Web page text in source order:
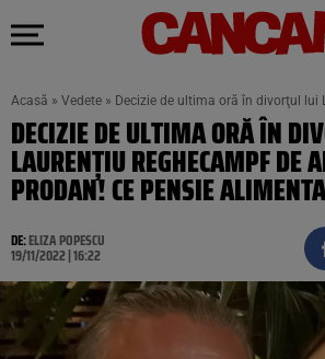
Acasă » Vedete » Decizie de ultima oră în divorţul
DECIZIE DE ULTIMA ORĂ ÎN
LAURENŢIU REGHECAMPF DE
PRODAN! CE PENSIE
DE:ELIZA POPESCU
19/11/2022 | 16:22